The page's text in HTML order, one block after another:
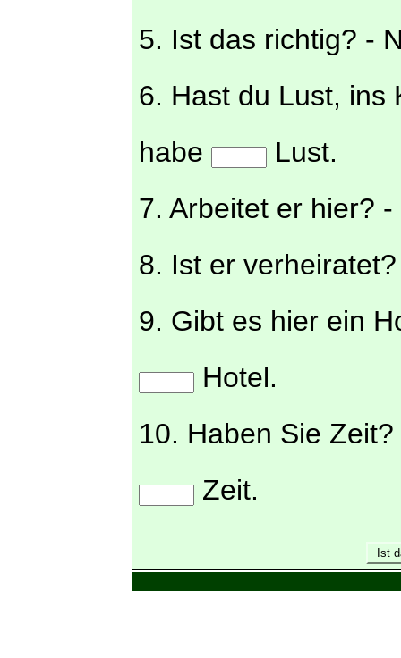
5. Ist das richtig? -
6. Hast du Lust, ins
habe
Lust.
7. Arbeitet er hier?
8. Ist er
9. Gibt es hier ein
Hotel.
10. Haben Sie
Zeit.
Ist